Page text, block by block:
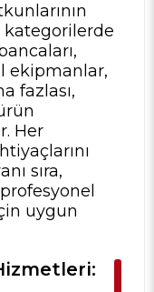
kategorilerde
ekipmanlar,
fazlası,
Her
sıra,
uygun